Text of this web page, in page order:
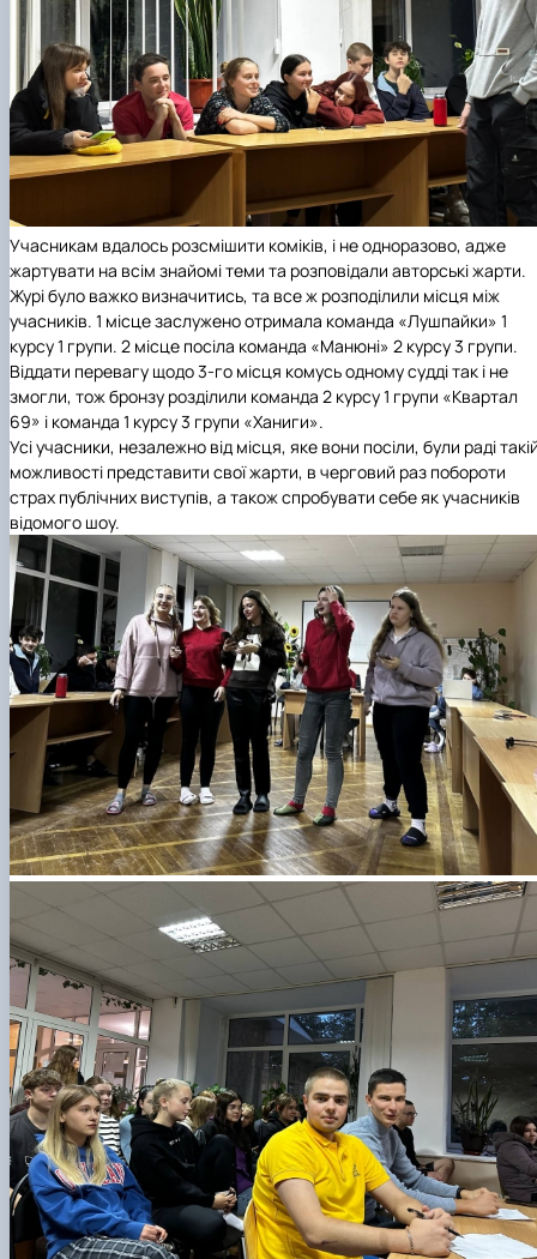
Учасникам вдалось розсмішити коміків, і не одноразово, адже
жартувати на всім знайомі теми та розповідали авторські жарти.
Журі було важко визначитись, та все ж розподілили місця між
учасників. 1 місце заслужено отримала команда «Лушпайки» 1
курсу 1 групи. 2 місце посіла команда «Манюні» 2 курсу 3 групи.
Віддати перевагу щодо 3-го місця комусь одному судді так і не
змогли, тож бронзу розділили команда 2 курсу 1 групи «Квартал
69» і команда 1 курсу 3 групи «Ханиги».
Усі учасники, незалежно від місця, яке вони посіли, були раді
можливості представити свої жарти, в черговий раз побороти
страх публічних виступів, а також спробувати себе як учасників
відомого шоу.